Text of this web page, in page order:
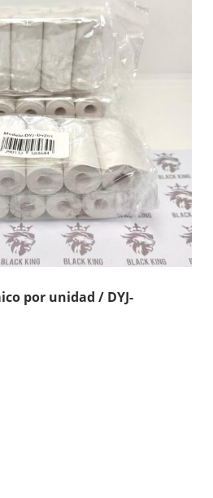
por unidad / DYJ-